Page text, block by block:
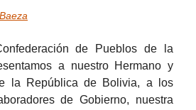
de Pueblos de la
a nuestro Hermano y
la República de Bolivia, a los
de Gobierno, nuestra